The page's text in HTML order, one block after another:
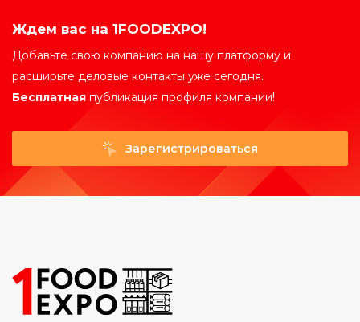
Ждем вас на 1FOODEXPO!
Добавьте свою компанию на нашу платформу и
расширьте деловые контакты уже сегодня.
Бесплатная публикация профиля компании!
Зарегистрироваться